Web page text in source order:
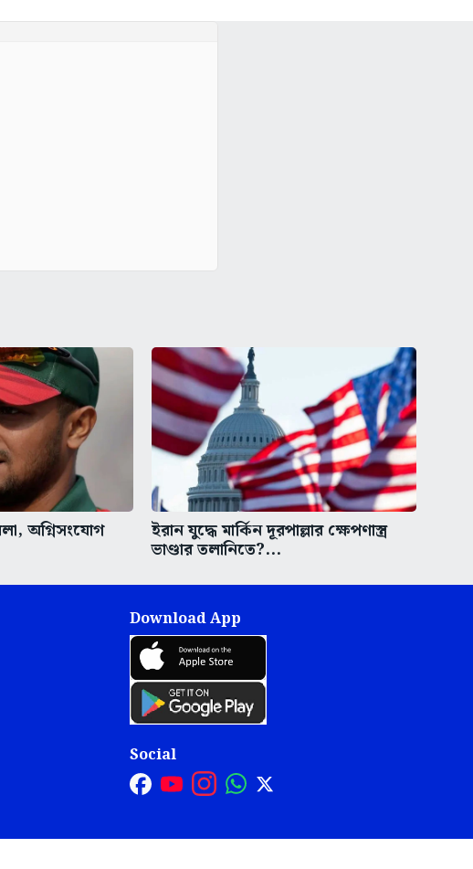
অগ্নিসংযোগ ইরান যুদ্ধে মার্কিন দূরপাল্লার ক্ষেপণাস্ত্র
ভাণ্ডার তলানিতে?...
Download App
Social